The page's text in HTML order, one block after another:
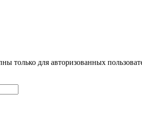
только для авторизованных